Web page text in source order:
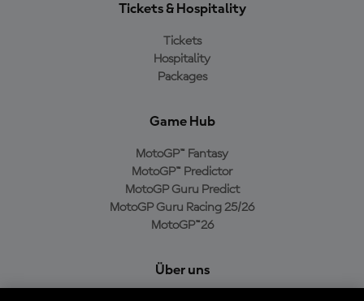
Tickets & Hospitality
Tickets
Hospitality
Packages
Game Hub
MotoGP™ Fantasy
MotoGP™ Predictor
MotoGP Guru Predict
MotoGP Guru Racing 25/26
MotoGP™26
Über uns